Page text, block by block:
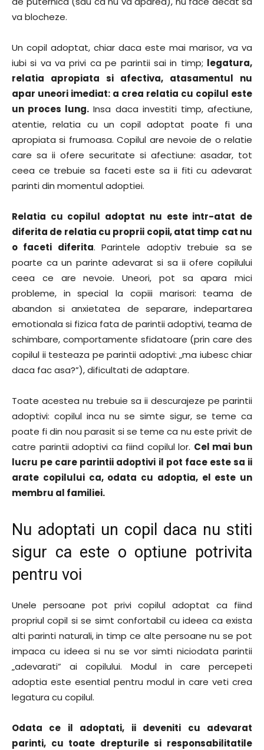
va blocheze.
Un copil adoptat, chiar daca este mai marisor, va va
iubi si va va privi ca pe parintii sai in timp; legatura,
relatia apropiata si afectiva, atasamentul nu
apar uneori imediat: a crea relatia cu copilul este
un proces lung. Insa daca investiti timp, afectiune,
atentie, relatia cu un copil adoptat poate fi una
apropiata si frumoasa. Copilul are nevoie de o relatie
care sa ii ofere securitate si afectiune: asadar, tot
ceea ce trebuie sa faceti este sa ii fiti cu adevarat
parinti din momentul adoptiei.
Relatia cu copilul adoptat nu este intr-atat de
diferita de relatia cu proprii copii, atat timp cat nu
o faceti diferita. Parintele adoptiv trebuie sa se
poarte ca un parinte adevarat si sa ii ofere copilului
ceea ce are nevoie. Uneori, pot sa apara mici
probleme, in special la copiii marisori: teama de
abandon si anxietatea de separare, indepartarea
emotionala si fizica fata de parintii adoptivi, teama de
schimbare, comportamente sfidatoare (prin care des
copilul ii testeaza pe parintii adoptivi: „ma iubesc chiar
daca fac asa?”), dificultati de adaptare.
Toate acestea nu trebuie sa ii descurajeze pe parintii
adoptivi: copilul inca nu se simte sigur, se teme ca
poate fi din nou parasit si se teme ca nu este privit de
catre parintii adoptivi ca fiind copilul lor. Cel mai bun
lucru pe care parintii adoptivi il pot face este sa ii
arate copilului ca, odata cu adoptia, el este un
membru al familiei.
Nu adoptati un copil daca nu stiti
sigur ca este o optiune potrivita
pentru voi
Unele persoane pot privi copilul adoptat ca fiind
propriul copil si se simt confortabil cu ideea ca exista
alti parinti naturali, in timp ce alte persoane nu se pot
impaca cu ideea si nu se vor simti niciodata parintii
„adevarati” ai copilului. Modul in care percepeti
adoptia este esential pentru modul in care veti crea
legatura cu copilul.
Odata ce il adoptati, ii deveniti cu adevarat
parinti, cu toate drepturile si responsabilitatile